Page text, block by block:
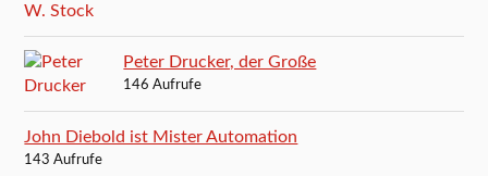
Peter Drucker, der Große
146 Aufrufe
John Diebold ist Mister Automation
143 Aufrufe